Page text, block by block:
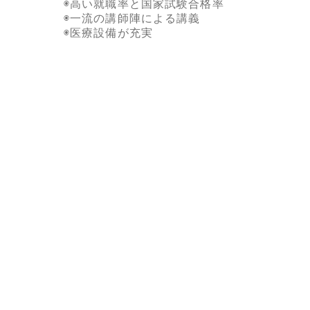
◉高い就職率と国家試験合格率
◉一流の講師陣による講義
◉医療設備が充実